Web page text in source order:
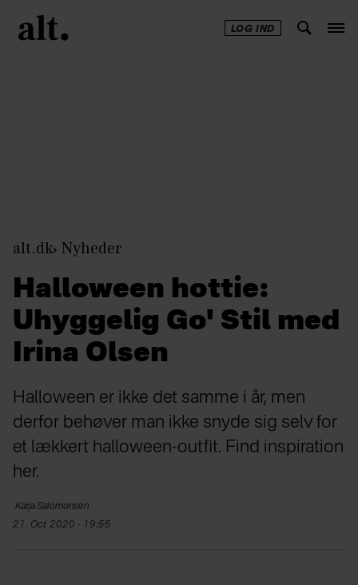
LOG IND
alt.dk Nyheder
Halloween hottie:
Uhyggelig Go' Stil med
Irina Olsen
Halloween er ikke det samme i år, men
derfor behøver man ikke snyde sig selv for
et lækkert halloween-outfit. Find inspiration
her.
KatjaSalomonsen
21. Oct 2020 - 19:55